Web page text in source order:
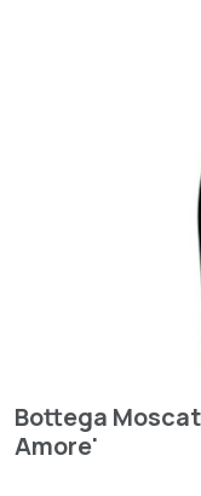
Bottega
Amore'